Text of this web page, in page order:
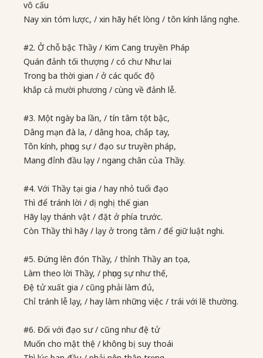
vô cấu
Nay xin tóm lược, / xin hãy hết lòng / tôn kính lắng nghe.
#2. Ở chỗ bậc Thầy / Kim Cang truyền Pháp
Quán đảnh tối thượng / có chư Như lai
Trong ba thời gian / ở các quốc độ
khắp cả mười phương / cùng về đảnh lễ.
#3. Một ngày ba lần, / tín tâm tột bậc,
Dâng mạn đà la, / dâng hoa, chắp tay,
Tôn kính, phụng sự / đạo sư truyền pháp,
Mang đỉnh đầu lạy / ngang chân của Thầy.
#4. Với Thầy tại gia / hay nhỏ tuổi đạo
Thì để tránh lời / dị nghị thế gian
Hãy lạy thánh vật / đặt ở phía trước.
Còn Thầy thì hãy / lạy ở trong tâm / để giữ luật nghi.
#5. Đứng lên đón Thầy, / thỉnh Thầy an tọa,
Làm theo lời Thầy, / phụng sự như thế,
Đệ tử xuất gia / cũng phải làm đủ,
Chỉ tránh lễ lạy, / hay làm những việc / trái với lẽ thường.
#6. Đối với đạo sư / cũng như đệ tử
Muốn cho mật thệ / không bị suy thoái